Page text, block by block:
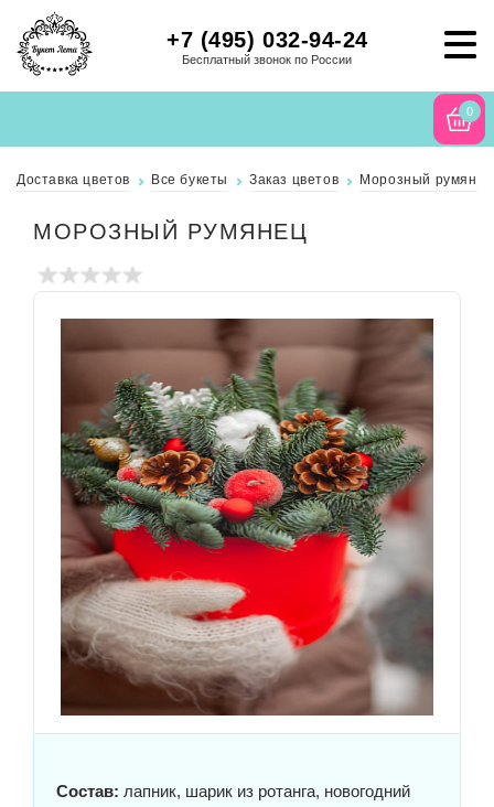
+7 (495) 032-94-24
Бесплатный звонок по России
0
Доставка цветов Все букеты Заказ цветов Морозный румянец
МОРОЗНЫЙ РУМЯНЕЦ
Состав: лапник, шарик из ротанга, новогодний